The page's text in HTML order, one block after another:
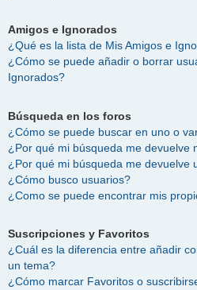
Amigos e Ignorados
¿Qué es la lista de Mis Amigos e
¿Cómo se puede añadir o borrar
Ignorados?
Búsqueda en los foros
¿Cómo se puede buscar en uno o
¿Por qué mi búsqueda me devuelve
¿Por qué mi búsqueda me devuelve
¿Cómo busco usuarios?
¿Como se puede encontrar mis
Suscripciones y Favoritos
¿Cuál es la diferencia entre añadir
un tema?
¿Cómo marcar Favoritos o